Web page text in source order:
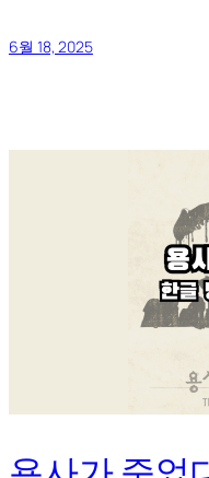
6월 18, 2025